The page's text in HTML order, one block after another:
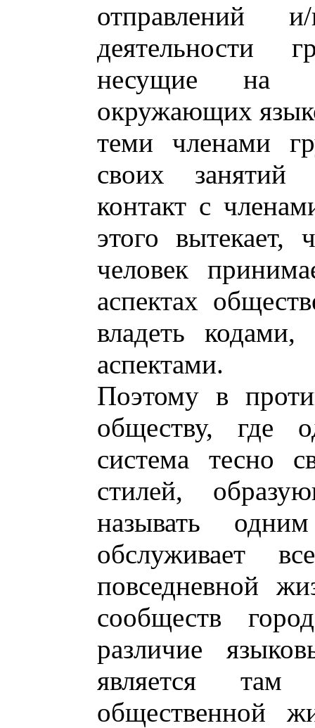
отправлений
деятельности
несущие на
окружающих
теми членами
своих занятий
контакт с
этого
человек
аспектах
владеть
аспектами.
Поэтому в
обществу, где
система тесно
стилей,
называть
обслуживает
повседневной
сообществ
различие
является там
общественной